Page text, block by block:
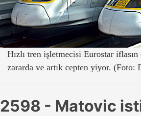
Hızlı tren işletmecisi Eurostar
zararda ve artık cepten yiyor. (Foto:
2598 - Matovic